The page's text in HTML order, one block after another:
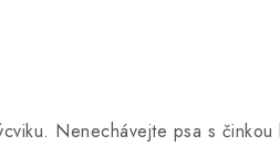
Nenechávejte psa s